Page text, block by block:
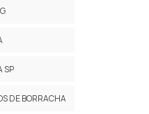
SP
DE BORRACHA